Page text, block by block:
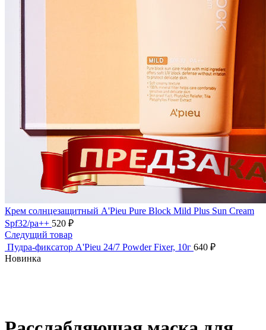
Крем солнцезащитный A'Pieu Pure Block Mild Plus Sun Cream
Spf32/pa++ 520 ₽
Следущий товар
Пудра-фиксатор A'Pieu 24/7 Powder Fixer, 10г 640 ₽
Новинка